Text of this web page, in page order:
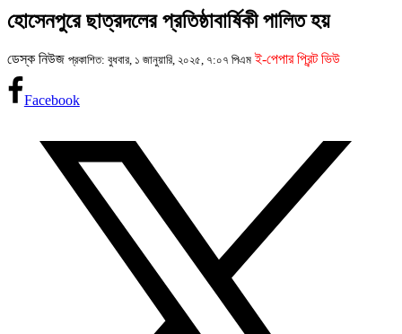
হোসেনপুরে ছাত্রদলের প্রতিষ্ঠাবার্ষিকী পালিত হয়
ডেস্ক নিউজ প্রকাশিত: বুধবার, ১ জানুয়ারি, ২০২৫, ৭:০৭ পিএম ই-পেপার প্রিন্ট ভিউ
Facebook